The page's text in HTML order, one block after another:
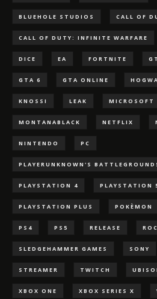
BLUEHOLE STUDIOS CALL OF
CALL OF DUTY: INFINITE WARFARE
DICE EA FORTNITE
GTA 6 GTA ONLINE
KNOSSI LEAK MICROSOFT
MONTANABLACK NETFLIX
NINTENDO PC
PLAYERUNKNOWN'S
PLAYSTATION 4 PLAYSTATION
PLAYSTATION PLUS POKÈMON
PS4 PS5 RELEASE
SLEDGEHAMMER GAMES SONY
STREAMER TWITCH
XBOX ONE XBOX SERIES X